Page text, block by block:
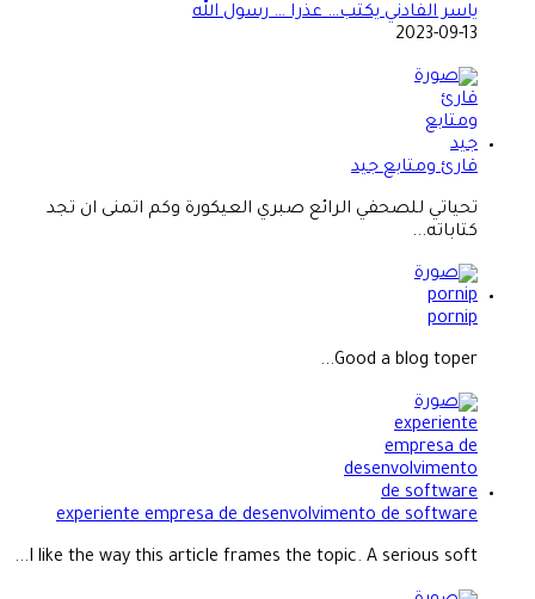
ياسر الفادني يكتب… عذرا … رسول الله
2023-09-13
قارئ ومتابع جيد
تحياتي للصحفي الرائع صبري العيكورة وكم اتمنى ان تجد
كتاباته...
pornip
Good a blog toper...
experiente empresa de desenvolvimento de software
I like the way this article frames the topic. A serious soft...